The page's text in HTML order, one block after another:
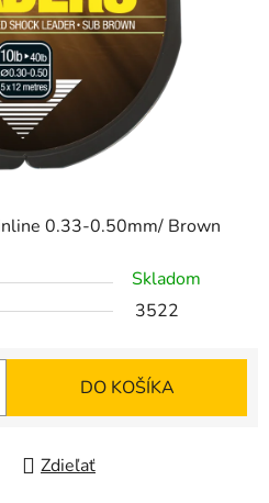
0.33-0.50mm/ Brown
Skladom
3522
DO KOŠÍKA
Zdieľať